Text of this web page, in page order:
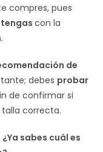
compres, pues
tengascon la
.
de
debes probar
de confirmar si
correcta.
¿Ya sabes cuál es